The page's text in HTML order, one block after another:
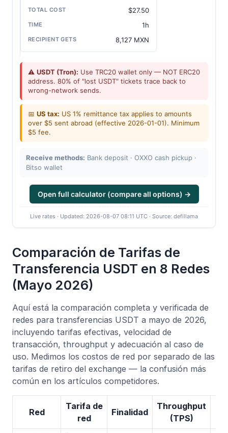
$27.50
1h
8,127 MXN
⚠️ USDT (Tron): Use TRC20 wallet only — NOT ERC20
address. 80% of "lost USDT" tickets trace back to
wrong-network sends.
📅 US tax: US 1% remittance tax applies to amounts
over $5 sent abroad (effective 2026-01-01). Minimum
$5 fee.
Receive methods: Bank deposit · OXXO cash pickup ·
Bitso wallet
Open full calculator (compare all options) →
Live rates · Updated: 2026-08-07 08:11 UTC · Source: defillama
Comparación de Tarifas de
Transferencia USDT en 8 Redes
(Mayo 2026)
Aquí está la comparación completa y verificada de
redes para transferencias USDT a mayo de 2026,
incluyendo tarifas efectivas, velocidad de
transacción, throughput y adecuación al caso de
uso. Medimos los costos de red por separado de las
tarifas de retiro del exchange — la confusión más
común en los artículos competidores.
Red
Tarifa de
red
Finalidad
Throughput
(TPS)